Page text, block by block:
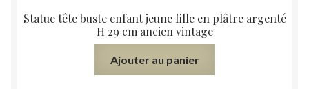
Statue tête buste enfant jeune fille en plâtre argenté
H 29 cm ancien vintage
Ajouter au panier